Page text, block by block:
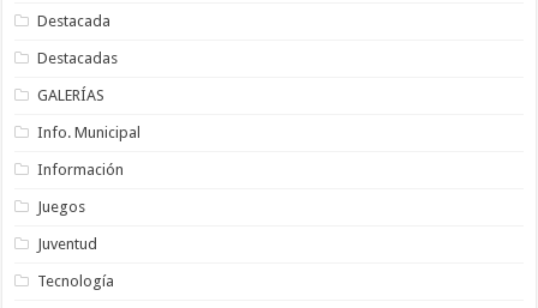
Destacada
Destacadas
GALERÍAS
Info. Municipal
Información
Juegos
Juventud
Tecnología